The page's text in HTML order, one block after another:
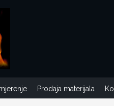
Prodaja materijala